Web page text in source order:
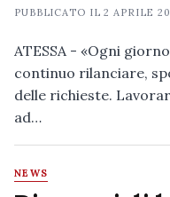
PUBBLICATO IL2 APRILE
ATESSA - «Ogni
continuo rilanciare,
delle richieste.
ad…
NEWS